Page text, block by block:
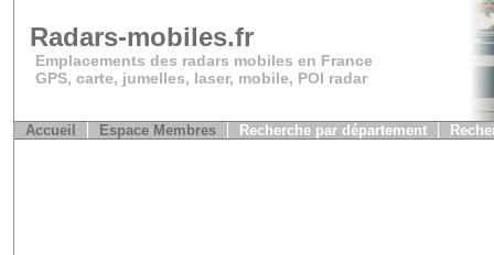
Radars-mobiles.fr
Emplacements des radars mobiles en France
GPS, carte, jumelles, laser, mobile, POI radar
Accueil Espace Membres Recherche par département